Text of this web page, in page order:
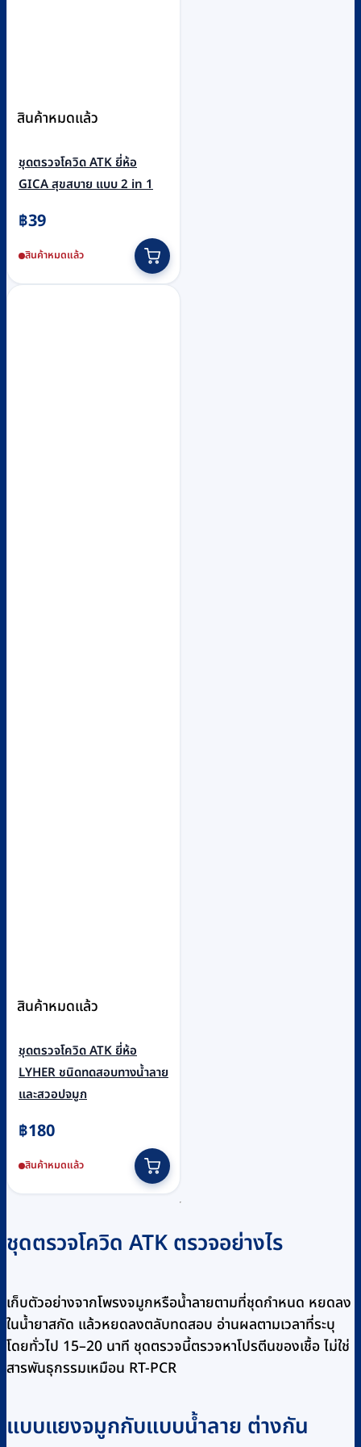
สินค้าหมดแล้ว
ชุดตรวจโควิด ATK ยี่ห้อ
GICA สุขสบาย แบบ 2 in 1
฿39
สินค้าหมดแล้ว
สินค้าหมดแล้ว
ชุดตรวจโควิด ATK ยี่ห้อ
LYHER ชนิดทดสอบทางน้ำลาย
และสวอปจมูก
฿180
สินค้าหมดแล้ว
ชุดตรวจโควิด ATK ตรวจอย่างไร
เก็บตัวอย่างจากโพรงจมูกหรือน้ำลายตามที่ชุดกำหนด หยดลง
ในน้ำยาสกัด แล้วหยดลงตลับทดสอบ อ่านผลตามเวลาที่ระบุ
โดยทั่วไป 15–20 นาที ชุดตรวจนี้ตรวจหาโปรตีนของเชื้อ ไม่ใช่
สารพันธุกรรมเหมือน RT-PCR
แบบแยงจมูกกับแบบน้ำลาย ต่างกัน